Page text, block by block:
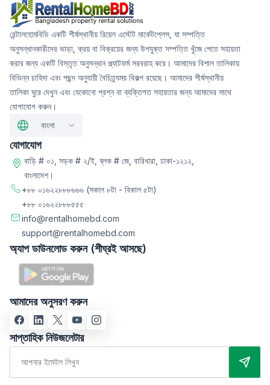
রেন্টালহোমবিডি একটি শীর্ষস্থানীয় রিয়েল এস্টেট মার্কেটপ্লেস, যা সম্পত্তি
অনুসন্ধানকারীদের ভাড়া, ক্রয় বা বিক্রয়ের জন্য উপযুক্ত সম্পত্তি খুঁজে পেতে সহায়তা
করার জন্য একটি বিস্তৃত অনুসন্ধান প্ল্যাটফর্ম সরবরাহ করে। আমাদের বিশাল তালিকায়
বিভিন্ন চাহিদা এবং পছন্দ অনুযায়ী বৈচিত্র্যময় বিকল্প রয়েছে। আমাদের শীর্ষস্থানীয়
তালিকা ঘুরে দেখুন এবং যেকোনো প্রশ্ন বা ব্যক্তিগত সহায়তার জন্য আমাদের সাথে
যোগাযোগ করুন।
বাংলা
যোগাযোগ
বাড়ি # ০১, সড়ক # ২/ই, ব্লক # জে, বারিধারা, ঢাকা-১২১২,
বাংলাদেশ।
+৮৮ ০১৬২২৮৮৮৬৬৬ (সকাল ৮টা - বিকাল ৫টা)
+৮৮ ০১৬২২৮৮৮৫৫৫
info@rentalhomebd.com
support@rentalhomebd.com
অ্যাপ ডাউনলোড করুন (শীঘ্রই আসছে)
আমাদের অনুসরণ করুন
সাপ্তাহিক নিউজলেটার